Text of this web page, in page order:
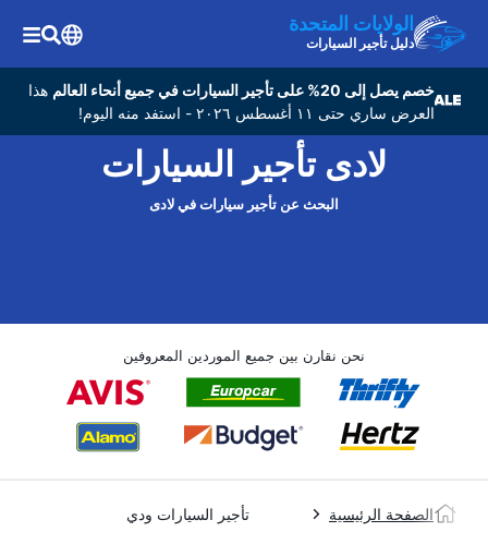
الولايات المتحدة
دليل تأجير السيارات
خصم يصل إلى 20% على تأجير السيارات في جميع أنحاء العالم
هذا
العرض ساري حتى ١١ أغسطس ٢٠٢٦ - استفد منه اليوم!
لادی تأجير السيارات
البحث عن تأجير سيارات في لادی
نحن نقارن بين جميع الموردين المعروفين
الصفحة الرئيسية تأجير السيارات ودي